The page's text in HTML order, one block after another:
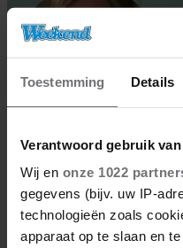
Toestemming Details
Verantwoord gebruik
Wij en onze 1022
gegevens (bijv. uw IP-
technologieën zoals
apparaat op te slaan en